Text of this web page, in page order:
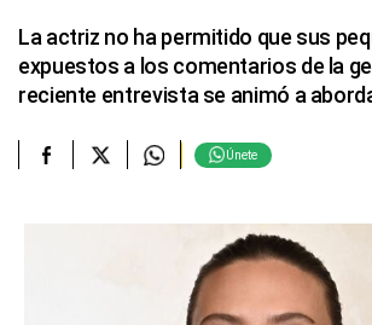
La actriz no ha permitido que sus
expuestos a los comentarios de la
reciente entrevista se animó a
Únete